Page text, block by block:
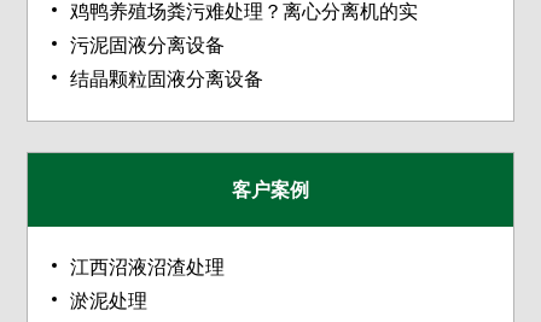
鸡鸭养殖场粪污难处理？离心分离机的实
污泥固液分离设备
结晶颗粒固液分离设备
客户案例
江西沼液沼渣处理
淤泥处理